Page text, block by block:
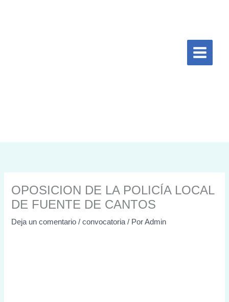
OPOSICION DE LA POLICÍA LOCAL
DE FUENTE DE CANTOS
Deja un comentario /convocatoria/ PorAdmin